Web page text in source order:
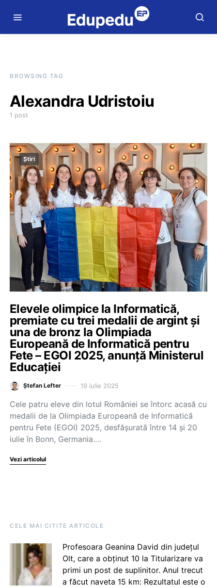
BROWSING TAG
Alexandra Udristoiu
1 post
Știri
Elevele olimpice la Informatică,
premiate cu trei medalii de argint și
una de bronz la Olimpiada
Europeană de Informatică pentru
Fete – EGOI 2025, anunță Ministerul
Educației
Ștefan Lefter 19 iulie 2025
Cele patru eleve din lotul României se întorc acasă cu
medalii de la Olimpiada Europeană de Informatică
pentru Fete (EGOI) 2025, desfășurată între 14 și 20
iulie în Bonn, Germania.…
Vezi articolul
CELE MAI CITITE ARTICOLE
Profesoara Geanina David din județul
Olt, care a obținut 10 la Titularizare va
primi un post de suplinitor. Anul trecut
a făcut naveta 15 km: Rezultatul este o